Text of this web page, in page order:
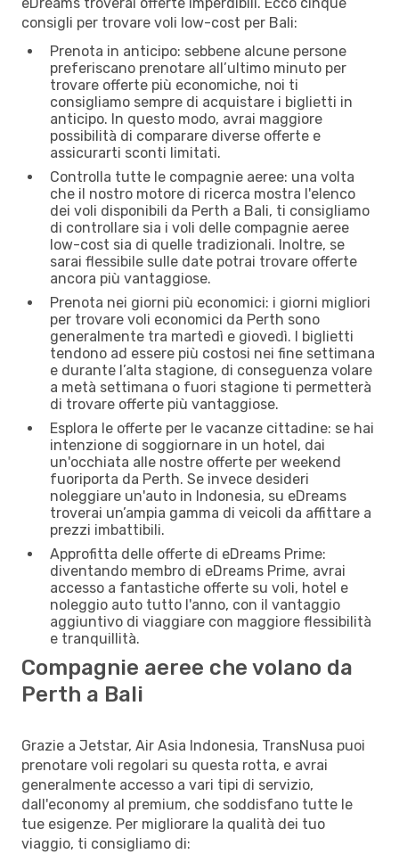
consigli per trovare voli low-cost per Bali:
Prenota in anticipo: sebbene alcune persone
preferiscano prenotare all’ultimo minuto per
trovare offerte più economiche, noi ti
consigliamo sempre di acquistare i biglietti in
anticipo. In questo modo, avrai maggiore
possibilità di comparare diverse offerte e
assicurarti sconti limitati.
Controlla tutte le compagnie aeree: una volta
che il nostro motore di ricerca mostra l'elenco
dei voli disponibili da Perth a Bali, ti consigliamo
di controllare sia i voli delle compagnie aeree
low-cost sia di quelle tradizionali. Inoltre, se
sarai flessibile sulle date potrai trovare offerte
ancora più vantaggiose.
Prenota nei giorni più economici: i giorni migliori
per trovare voli economici da Perth sono
generalmente tra martedì e giovedì. I biglietti
tendono ad essere più costosi nei fine settimana
e durante l’alta stagione, di conseguenza volare
a metà settimana o fuori stagione ti permetterà
di trovare offerte più vantaggiose.
Esplora le offerte per le vacanze cittadine: se hai
intenzione di soggiornare in un hotel, dai
un'occhiata alle nostre offerte per weekend
fuoriporta da Perth. Se invece desideri
noleggiare un'auto in Indonesia, su eDreams
troverai un’ampia gamma di veicoli da affittare a
prezzi imbattibili.
Approfitta delle offerte di eDreams Prime:
diventando membro di eDreams Prime, avrai
accesso a fantastiche offerte su voli, hotel e
noleggio auto tutto l'anno, con il vantaggio
aggiuntivo di viaggiare con maggiore flessibilità
e tranquillità.
Compagnie aeree che volano da
Perth a Bali
Grazie a Jetstar, Air Asia Indonesia, TransNusa puoi
prenotare voli regolari su questa rotta, e avrai
generalmente accesso a vari tipi di servizio,
dall'economy al premium, che soddisfano tutte le
tue esigenze. Per migliorare la qualità dei tuo
viaggio, ti consigliamo di: